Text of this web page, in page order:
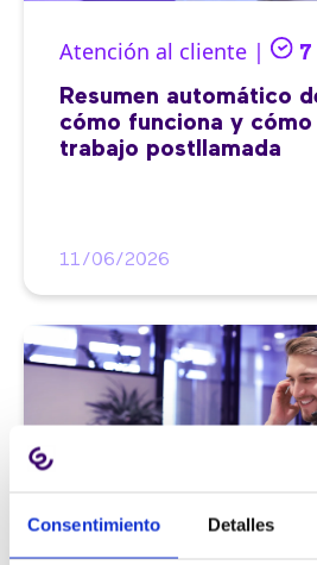
Consentimiento Detalles
Atención al cliente | 7
Resumen automático
cómo funciona y cómo
trabajo postllamada
11/06/2026